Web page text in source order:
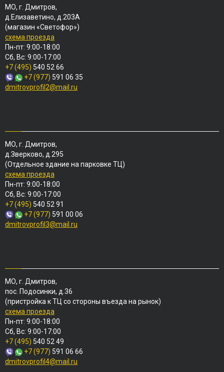
МО, г. Дмитров,
д.Елизаветино, д.203А
(магазин «Светофор»)
схема проезда
Пн-пт: 9:00-18:00
Сб, Вс: 9:00-17:00
+7 (495) 540 52 66
+7 (977) 591 06 35
dmitrovprofil2@mail.ru
МО, г. Дмитров,
д.Зверково, д.295
(Отдельное здание на парковке ТЦ)
схема проезда
Пн-пт: 9:00-18:00
Сб, Вс: 9:00-17:00
+7 (495) 540 52 91
+7 (977) 591 00 06
dmitrovprofil3@mail.ru
МО, г. Дмитров,
пос. Подосинки, д.36
(пристройка к ТЦ со стороны въезда на рынок)
схема проезда
Пн-пт: 9:00-18:00
Сб, Вс: 9:00-17:00
+7 (495) 540 52 49
+7 (977) 591 06 66
dmitrovprofil4@mail.ru